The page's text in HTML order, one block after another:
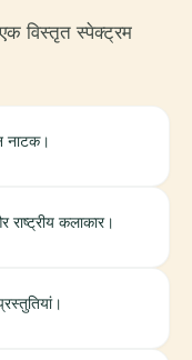
विस्तृत स्पेक्ट्रम
नाटक।
कलाकार।